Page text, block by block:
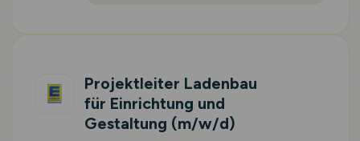
Projektleiter Ladenbau
für Einrichtung und
Gestaltung (m/w/d)